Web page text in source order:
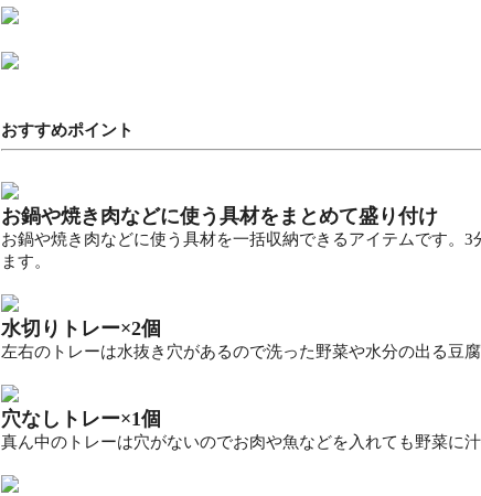
おすすめポイント
お鍋や焼き肉などに使う具材をまとめて盛り付け
お鍋や焼き肉などに使う具材を一括収納できるアイテムです。
ます。
水切りトレー×2個
左右のトレーは水抜き穴があるので洗った野菜や水分の出る豆
穴なしトレー×1個
真ん中のトレーは穴がないのでお肉や魚などを入れても野菜に汁